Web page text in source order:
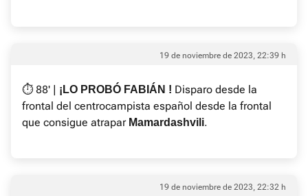
19 de noviembre de 2023, 22:39 h
⏱ 88' | ¡LO PROBÓ FABIÁN ! Disparo desde la
frontal del centrocampista español desde la frontal
que consigue atrapar Mamardashvili.
19 de noviembre de 2023, 22:32 h